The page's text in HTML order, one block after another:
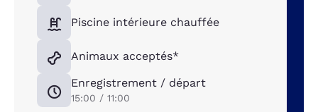
Piscine intérieure chauffée
Animaux acceptés*
Enregistrement / départ
15:00 / 11:00